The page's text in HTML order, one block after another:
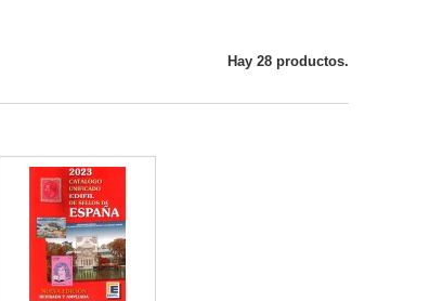
Hay 28 productos.